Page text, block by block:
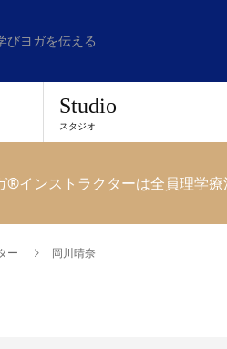
びヨガを伝える
Studio
スタジオ
®︎インストラクターは全員理学
ー 岡川晴奈